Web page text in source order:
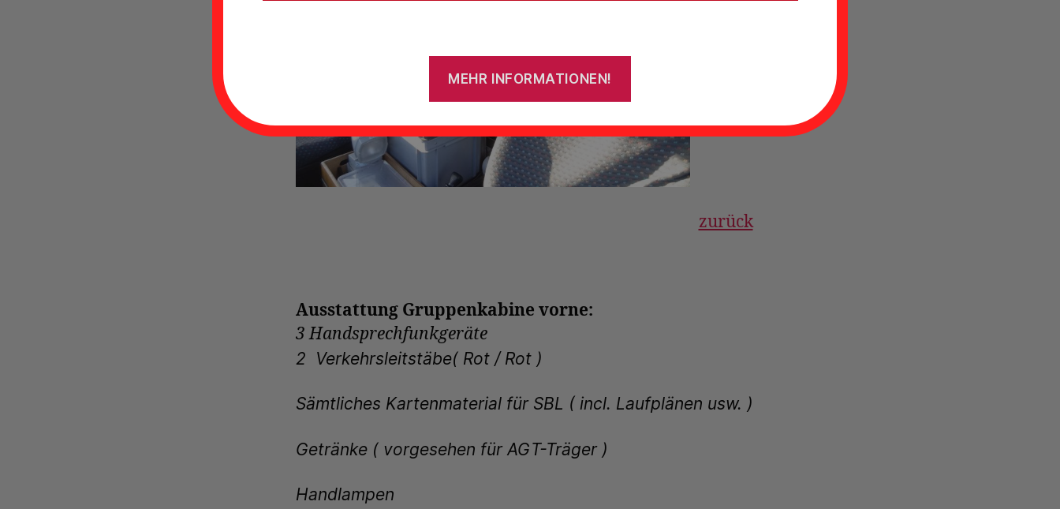
zurück
Ausstattung Gruppenkabine vorne:
3 Handsprechfunkgeräte
2 Verkehrsleitstäbe( Rot / Rot )
Sämtliches Kartenmaterial für SBL ( incl. Laufplänen usw. )
Getränke ( vorgesehen für AGT-Träger )
Handlampen
MEHR INFORMATIONEN!